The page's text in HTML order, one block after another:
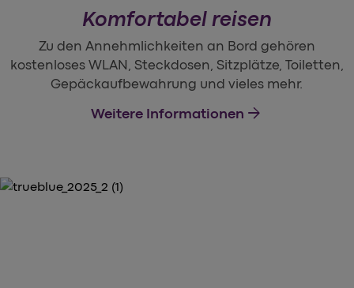
Komfortabel reisen
Zu den Annehmlichkeiten an Bord gehören
kostenloses WLAN, Steckdosen, Sitzplätze, Toiletten,
Gepäckaufbewahrung und vieles mehr.
Weitere Informationen arrow_forward